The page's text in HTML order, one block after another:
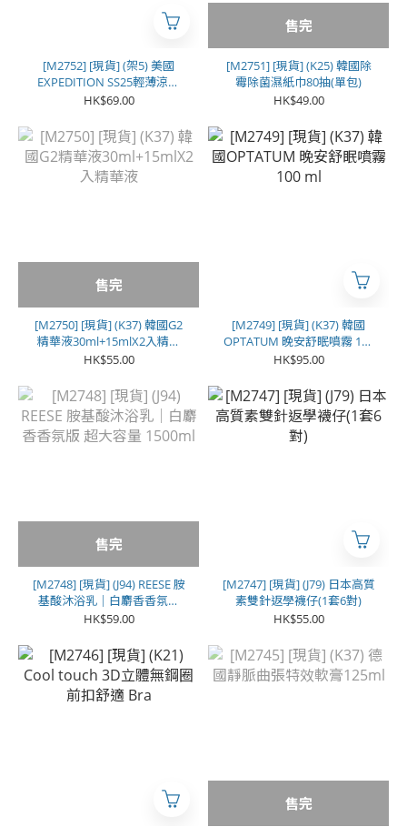
[M2752] [現貨] (架5) 美國
EXPEDITION SS25輕薄涼感
防風防曬外套
HK$69.00
售完
[M2751] [現貨] (K25) 韓國除
霉除菌濕紙巾80抽(單包)
HK$49.00
售完
[M2750] [現貨] (K37) 韓國G2
精華液30ml+15mlX2入精華
液
HK$55.00
[M2749] [現貨] (K37) 韓國
OPTATUM 晚安舒眠噴霧 100
ml
HK$95.00
售完
[M2748] [現貨] (J94) REESE 胺
基酸沐浴乳｜白麝香香氛版
超大容量 1500ml
HK$59.00
[M2747] [現貨] (J79) 日本高質
素雙針返學襪仔(1套6對)
HK$55.00
售完